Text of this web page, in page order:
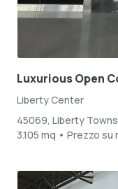
Luxurious Open
Liberty Center
45069, Liberty
3.105 mq • Prezzo su